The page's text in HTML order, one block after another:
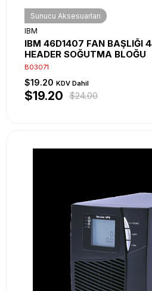
Sunucu Aksesuarları
IBM
IBM 46D1407 FAN BAŞLIĞI
HEADER SOĞUTMA BLOĞU
B03071
$19.20 KDV Dahil
$19.20 $24.00